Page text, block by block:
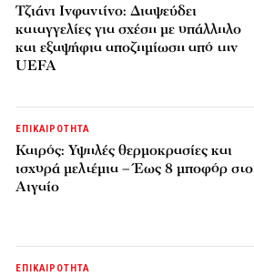
Τζιάνι Ινφαντίνο: Διαψεύδει
καταγγελίες για σχέση με υπάλληλο
και εξαψήφια αποζημίωση από την
UEFA
ΕΠΙΚΑΙΡΟΤΗΤΑ
Καιρός: Υψηλές θερμοκρασίες και
ισχυρά μελτέμια – Έως 8 μποφόρ στο
Αιγαίο
ΕΠΙΚΑΙΡΟΤΗΤΑ